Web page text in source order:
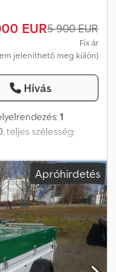
EUR5 900 EUR
Fix ár
jeleníthető meg külön)
Hívás
1
, teljes szélesség:
* Rögzített
* Előtető *
cm (hossz) x 152 cm
190 cm (hossz) x
Hétfőtől
alapján...)
Átszállítási és
A hibák, nyomdai
Apróhirdetés